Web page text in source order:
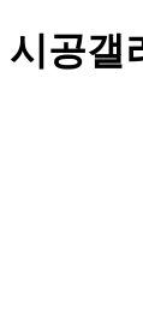
시공갤